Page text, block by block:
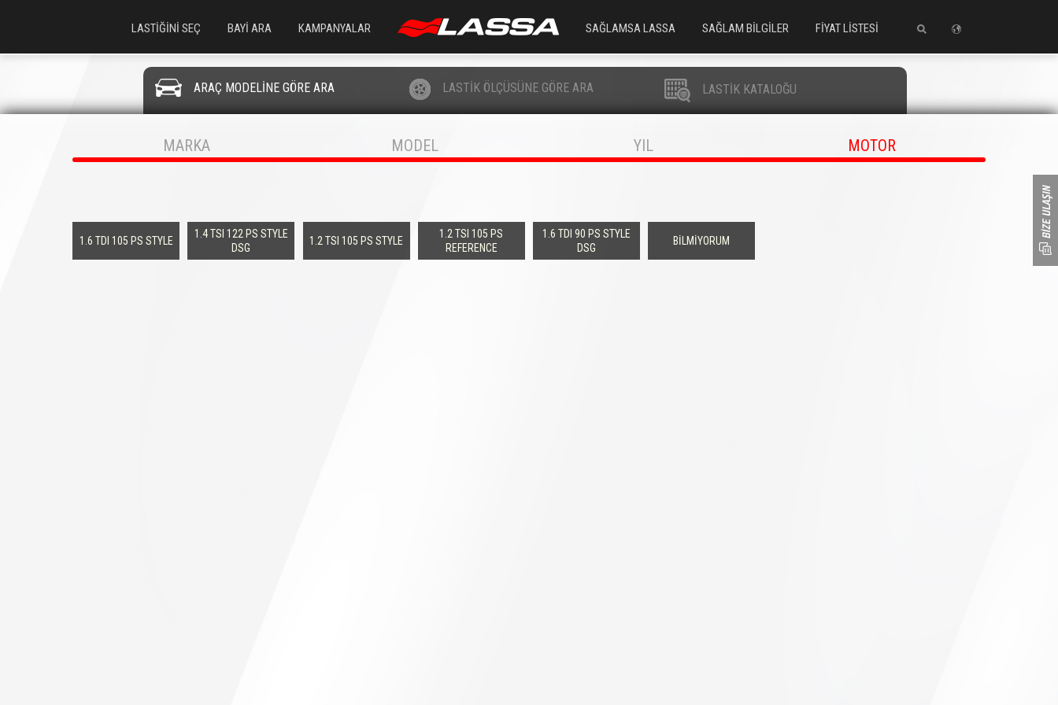
LASTİĞİNİ SEÇ BAYİ ARA KAMPANYALAR SAĞLAMSA LASSA SAĞLAM BİLGİLER FİYAT LİSTESİ
ARAÇ MODELİNE GÖRE ARA LASTİK ÖLÇÜSÜNE GÖRE ARA LASTİK KATALOĞU
MARKA MODEL YIL MOTOR
1.6 TDI 105 PS STYLE
1.4 TSI 122 PS STYLE
DSG
1.2 TSI 105 PS STYLE
1.2 TSI 105 PS
REFERENCE
1.6 TDI 90 PS STYLE
DSG
BİLMİYORUM